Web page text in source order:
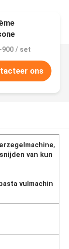
900 / set
ons
,
van kun
vulmachin